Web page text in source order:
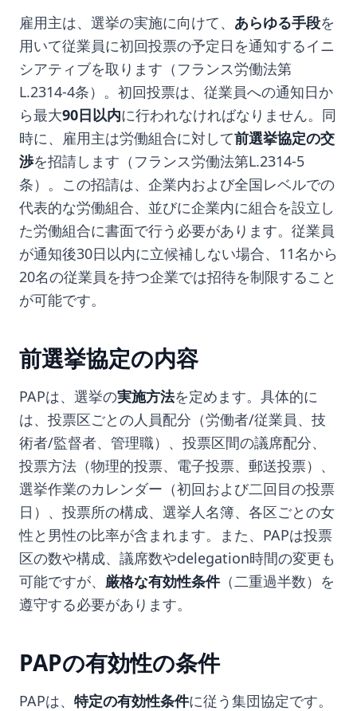
雇用主は、選挙の実施に向けて、 あらゆる手段を
用いて従業員に初回投票の予定日を通知するイニ
シアティブを取ります（フランス労働法第
L.2314-4条）。初回投票は、従業員への通知日か
ら最大90日以内に行われなければなりません。同
時に、雇用主は労働組合に対して前選挙協定の交
渉を招請します（フランス労働法第L.2314-5
条）。この招請は、企業内および全国レベルでの
代表的な労働組合、並びに企業内に組合を設立し
た労働組合に書面で行う必要があります。従業員
が通知後30日以内に立候補しない場合、11名から
20名の従業員を持つ企業では招待を制限すること
が可能です。
前選挙協定の内容
PAPは、選挙の実施方法を定めます。具体的に
は、投票区ごとの人員配分（労働者/従業員、技
術者/監督者、管理職）、投票区間の議席配分、
投票方法（物理的投票、電子投票、郵送投票）、
選挙作業のカレンダー（初回および二回目の投票
日）、投票所の構成、選挙人名簿、各区ごとの女
性と男性の比率が含まれます。また、PAPは投票
区の数や構成、議席数やdelegation時間の変更も
可能ですが、 厳格な有効性条件（二重過半数）を
遵守する必要があります。
PAPの有効性の条件
PAPは、 特定の有効性条件に従う集団協定です。